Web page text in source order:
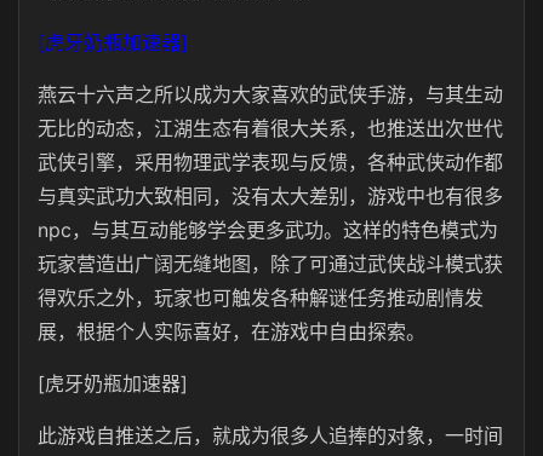
[虎牙奶瓶加速器]
燕云十六声之所以成为大家喜欢的武侠手游，与其生动
无比的动态，江湖生态有着很大关系，也推送出次世代
武侠引擎，采用物理武学表现与反馈，各种武侠动作都
与真实武功大致相同，没有太大差别，游戏中也有很多
npc，与其互动能够学会更多武功。这样的特色模式为
玩家营造出广阔无缝地图，除了可通过武侠战斗模式获
得欢乐之外，玩家也可触发各种解谜任务推动剧情发
展，根据个人实际喜好，在游戏中自由探索。
[虎牙奶瓶加速器]
此游戏自推送之后，就成为很多人追捧的对象，一时间